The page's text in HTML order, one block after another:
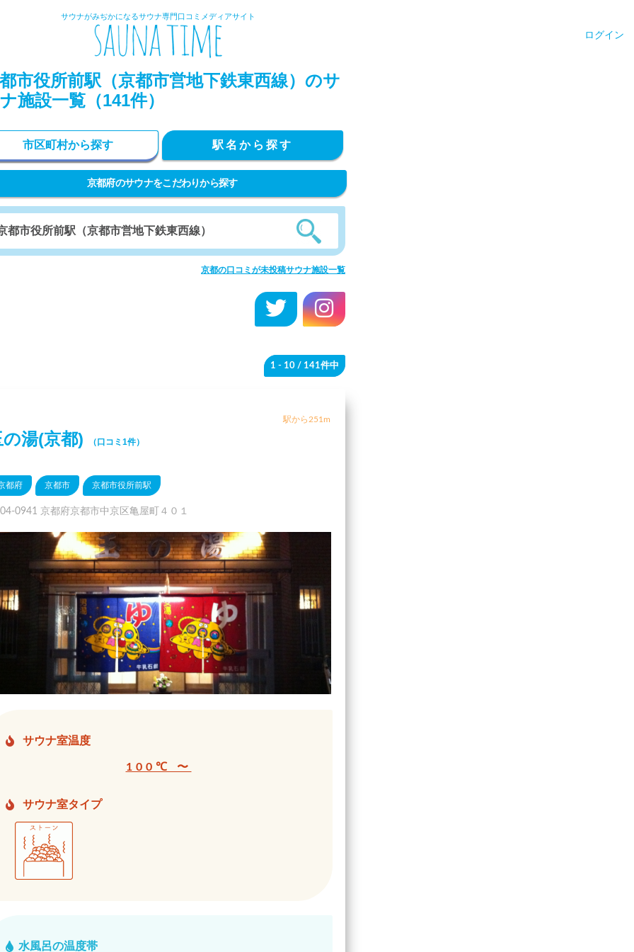
サウナがみぢかになるサウナ専門口コミメディアサイト
ログイン
市役所前駅（京都市営地下鉄東西線）のサ
施設一覧（141件）
市区町村から探す 駅名から探す
京都府のサウナをこだわりから探す
京都の口コミが未投稿サウナ施設一覧
1 - 10 / 141件中
駅から251m
の湯(京都) （口コミ1件）
都府 京都市 京都市役所前駅
0941 京都府京都市中京区亀屋町４０１
サウナ室温度
100℃ 〜
サウナ室タイプ
水風呂の温度帯